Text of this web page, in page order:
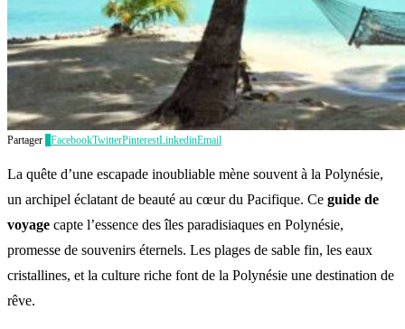
Partager FacebookTwitterPinterestLinkedinEmail
La quête d’une escapade inoubliable mène souvent à la Polynésie,
un archipel éclatant de beauté au cœur du Pacifique. Ce guide de
voyage capte l’essence des îles paradisiaques en Polynésie,
promesse de souvenirs éternels. Les plages de sable fin, les eaux
cristallines, et la culture riche font de la Polynésie une destination de
rêve.